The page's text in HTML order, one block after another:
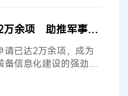
年 12 月,因故意泄露
徒刑一年六个月的张
余项 助推军事创新
请已达2万余项，成为
信息化建设的强劲动
20年来产生的巨大效
责人喜悦之情溢于言